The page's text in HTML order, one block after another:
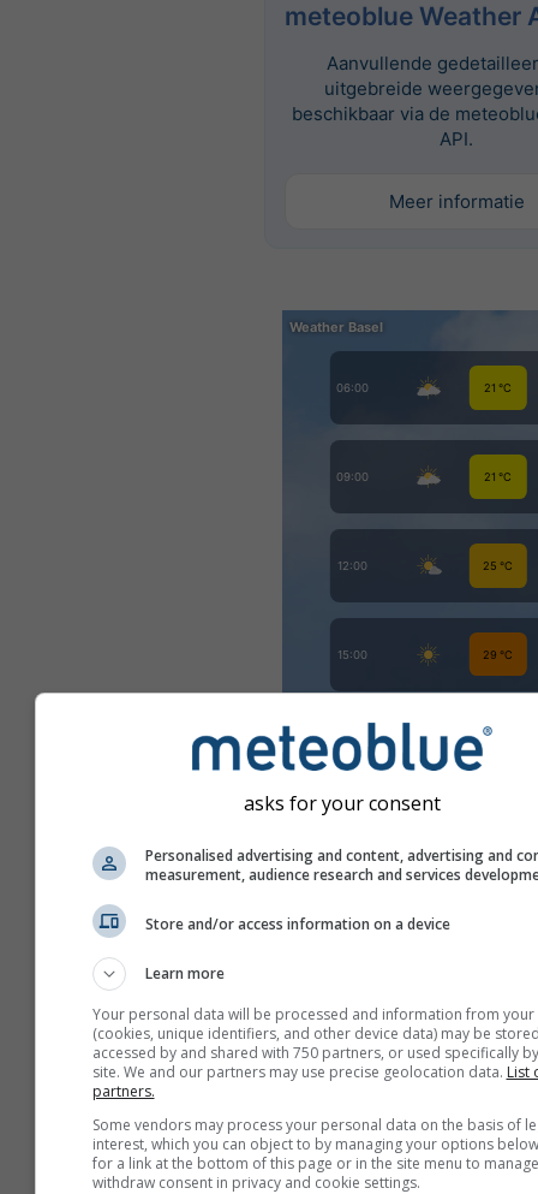
meteoblue Weather
Aanvullende
uitgebreide
beschikbaar via de
API.
Meer informatie
Meer informatie
asks for your consent
Personalised advertising and content, advertising and
measurement, audience research and services
Store and/or access information on a device
Learn more
Your personal data will be processed and information from your
(cookies, unique identifiers, and other device data) may be
accessed by and shared with 750 partners, or used specifically
site. We and our partners may use precise geolocation data. List
partners.
Some vendors may process your personal data on the basis of
interest, which you can object to by managing your options
for a link at the bottom of this page or in the site menu to
withdraw consent in privacy and cookie settings.